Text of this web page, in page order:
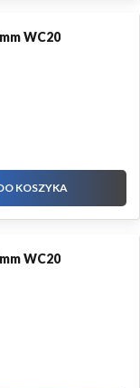
WC20
KOSZYKA
WC20